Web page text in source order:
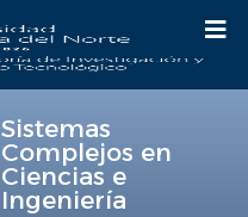
Sistemas
Complejos en
Ciencias e
Ingeniería